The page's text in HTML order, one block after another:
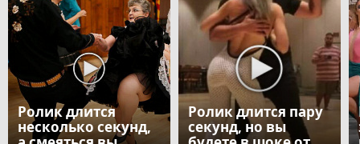
Ролик длится
несколько секунд,
Ролик длится пару
секунд, но вы